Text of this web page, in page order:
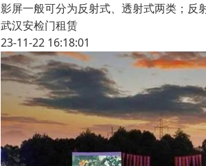
影屏一般可分为反射式、透射式两类；反
武汉安检门租赁
23-11-22 16:18:01